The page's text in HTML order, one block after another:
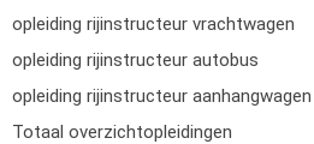
opleiding rijinstructeur vrachtwagen
opleiding rijinstructeur autobus
opleiding rijinstructeur aanhangwagen
Totaal overzichtopleidingen